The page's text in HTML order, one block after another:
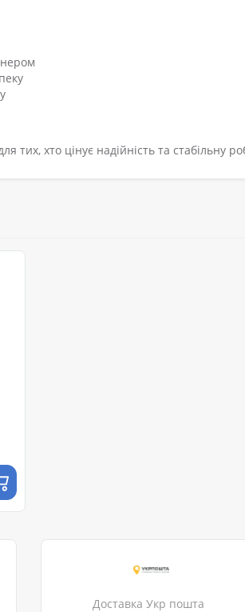
тих, хто цінує надійність та стабільну
Доставка Укр пошта